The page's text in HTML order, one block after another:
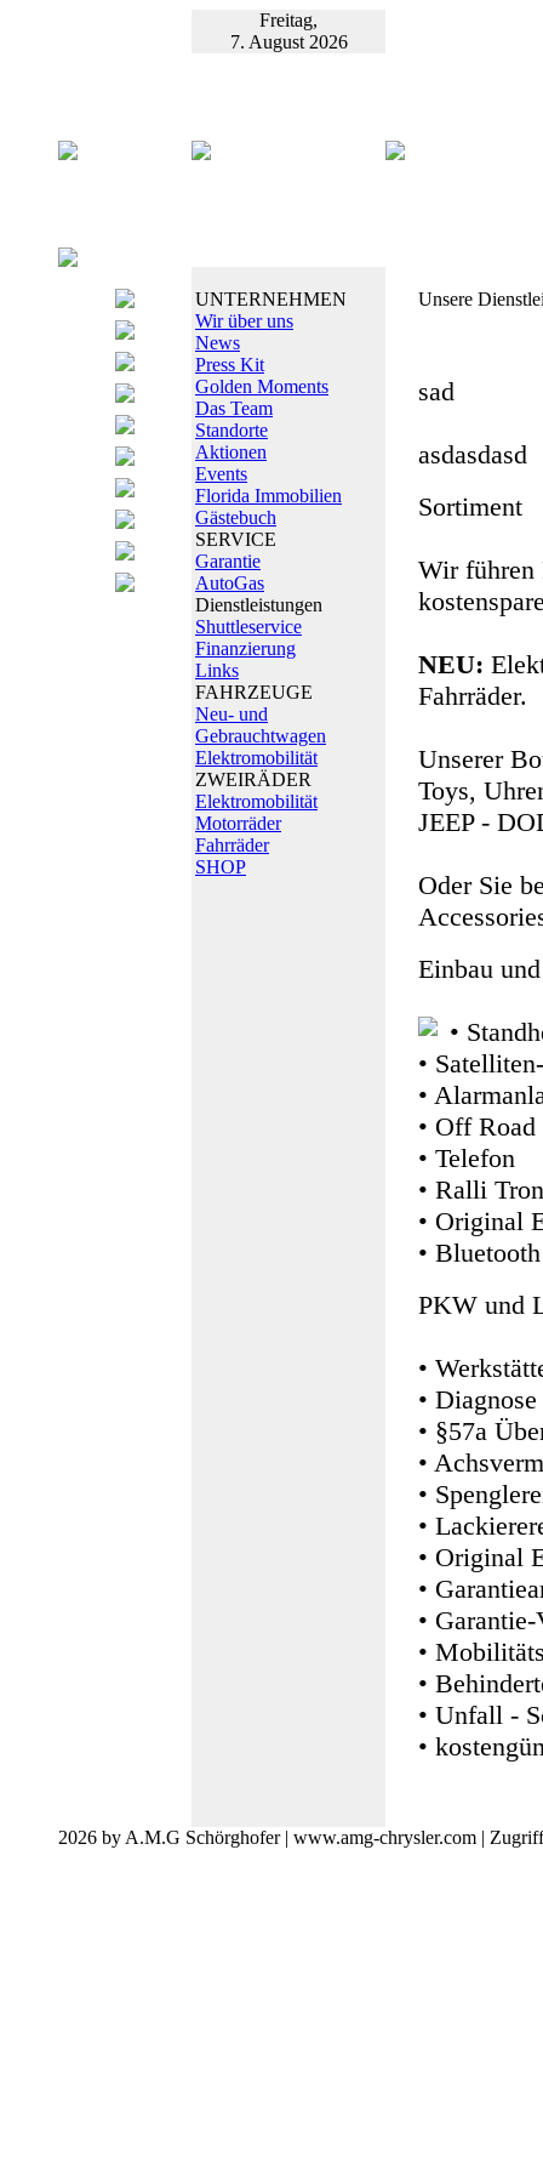
Freitag,
7. August 2026
UNTERNEHMEN
Wir über uns
News
Press Kit
Golden Moments
Das Team
Standorte
Aktionen
Events
Florida Immobilien
Gästebuch
SERVICE
Garantie
AutoGas
Dienstleistungen
Shuttleservice
Finanzierung
Links
FAHRZEUGE
Neu- und
Gebrauchtwagen
Elektromobilität
ZWEIRÄDER
Elektromobilität
Motorräder
Fahrräder
SHOP
Unsere
sad
asdasdasd
Sortiment
Wir führen
NEU:
Fahrräder.
Unserer
Toys,
JEEP -
Oder Sie
Einbau
•
•
•
• Off
• Telefon
• Ralli
• Original
•
PKW und
•
•
• §57a
•
•
•
• Original
•
•
•
•
• Unfall -
•
2026 by A.M.G Schörghofer | www.amg-chrysler.com |